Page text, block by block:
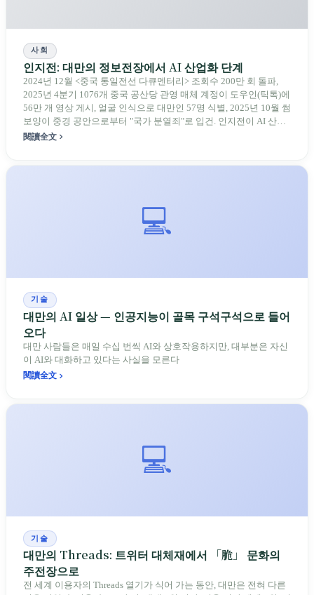
사회
인지전: 대만의 정보전장에서 AI 산업화 단계
2024년 12월 <중국 통일전선 다큐멘터리> 조회수 200만 회 돌파,
2025년 4분기 1076개 중국 공산당 관영 매체 계정이 도우인(틱톡)에
56만 개 영상 게시, 얼굴 인식으로 대만인 57명 식별, 2025년 10월 썸
보양이 중경 공안으로부터 "국가 분열죄"로 입건. 인지전이 AI 산업
화와 "대만으로 대만을 비판"의 새로운 단계에 진입했으나, "인지
閱讀全文
💻
기술
대만의 AI 일상 — 인공지능이 골목 구석구석으로 들어
오다
대만 사람들은 매일 수십 번씩 AI와 상호작용하지만, 대부분은 자신
이 AI와 대화하고 있다는 사실을 모른다
閱讀全文
💻
기술
대만의 Threads: 트위터 대체재에서 「脆」 문화의
주전장으로
전 세계 이용자의 Threads 열기가 식어 가는 동안, 대만은 전혀 다른